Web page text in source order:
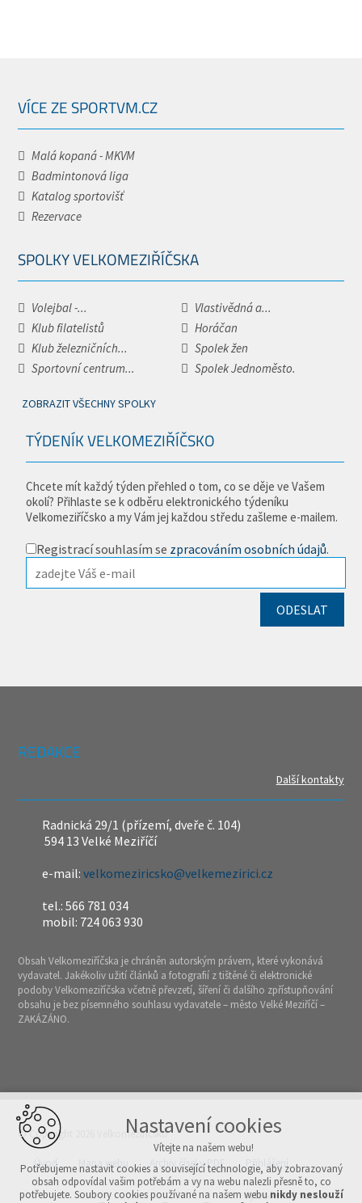
VÍCE ZE SPORTVM.CZ
Malá kopaná - MKVM
Badmintonová liga
Katalog sportovišť
Rezervace
SPOLKY VELKOMEZIŘÍČSKA
Volejbal -...
Vlastivědná a...
Klub filatelistů
Horáčan
Klub železničních...
Spolek žen
Sportovní centrum...
Spolek Jednoměsto.
ZOBRAZIT VŠECHNY SPOLKY
TÝDENÍK VELKOMEZIŘÍČSKO
Chcete mít každý týden přehled o tom, co se děje ve Vašem
okolí? Přihlaste se k odběru elektronického týdeníku
Velkomeziříčsko a my Vám jej každou středu zašleme e-mailem.
Registrací souhlasím se zpracováním osobních údajů.
REDAKCE
Další kontakty
Radnická 29/1 (přízemí, dveře č. 104)
594 13 Velké Meziříčí
e-mail:velkomeziricsko@velkemezirici.cz
tel.: 566 781 034
mobil: 724 063 930
Obsah Velkomeziříčska je chráněn autorským právem, které vykonává
vydavatel. Jakékoliv užití článků a fotografií z tištěné či elektronické
podoby Velkomeziříčska včetně převzetí, šíření či dalšího zpřístupňování
obsahu je bez písemného souhlasu vydavatele – město Velké Meziříčí –
ZAKÁZÁNO.
© Copyright 2026 Velkomeziříčsko
Úvod Mapa webu Archiv čísel v PDF Přihlášení
Vytvořeno v xart.cz
Nastavení cookies
Vítejte na našem webu!
Potřebujeme nastavit cookies a související technologie, aby zobrazovaný
obsah odpovídal vašim potřebám a vy na webu nalezli přesně to, co
potřebujete. Soubory cookies používané na našem webu nikdy neslouží